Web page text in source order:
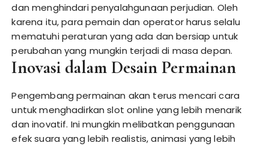
dan menghindari penyalahgunaan perjudian. Oleh
karena itu, para pemain dan operator harus selalu
mematuhi peraturan yang ada dan bersiap untuk
perubahan yang mungkin terjadi di masa depan.
Inovasi dalam Desain Permainan
Pengembang permainan akan terus mencari cara
untuk menghadirkan slot online yang lebih menarik
dan inovatif. Ini mungkin melibatkan penggunaan
efek suara yang lebih realistis, animasi yang lebih